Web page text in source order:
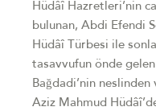
Hüdâî Hazretleri’nin
bulunan, Abdi Efendi
Hüdâî Türbesi ile
tasavvufun önde
Bağdadi’nin
Aziz Mahmud